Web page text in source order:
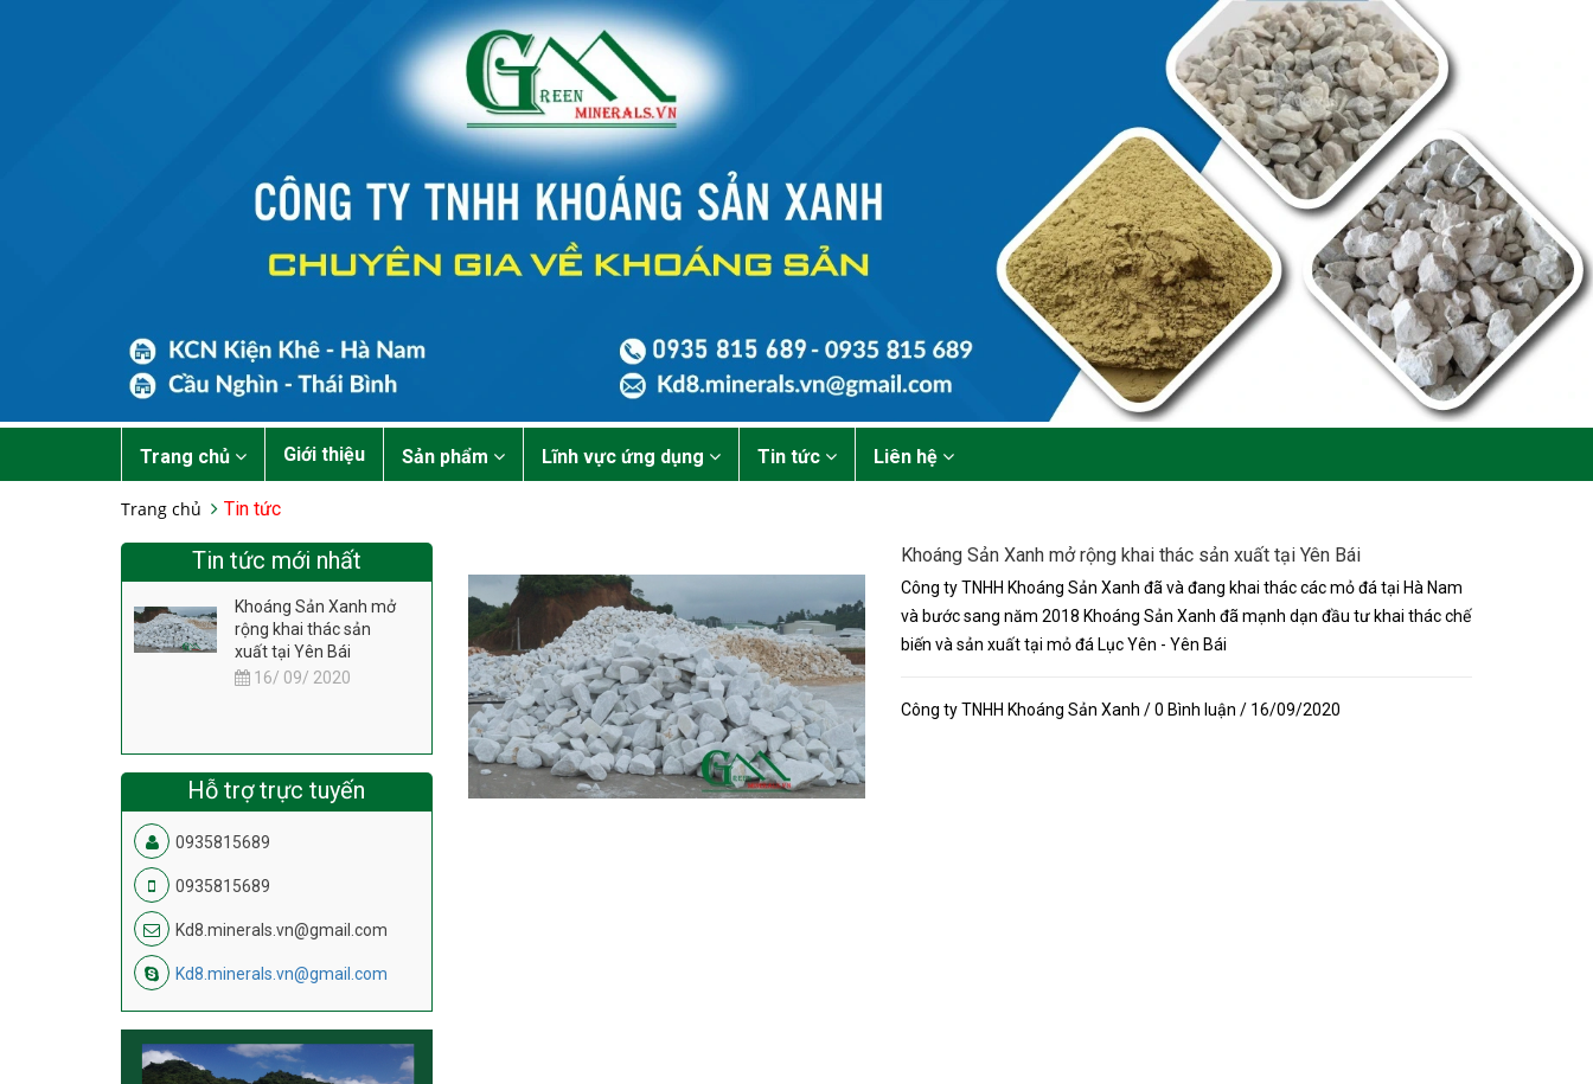
Trang chủ Giới thiệu Sản phẩm Lĩnh vực ứng dụng Tin tức Liên hệ
Trang chủ Tin tức
Khoáng Sản Xanh mở rộng khai thác sản xuất tại Yên Bái
Công ty TNHH Khoáng Sản Xanh đã và đang khai thác các mỏ đá tại Hà Nam
và bước sang năm 2018 Khoáng Sản Xanh đã mạnh dạn đầu tư khai thác chế
biến và sản xuất tại mỏ đá Lục Yên - Yên Bái
Công ty TNHH Khoáng Sản Xanh / 0 Bình luận / 16/09/2020
Tin tức mới nhất
Khoáng Sản Xanh mở
rộng khai thác sản
xuất tại Yên Bái
16/ 09/ 2020
Hỗ trợ trực tuyến
0935815689
0935815689
Kd8.minerals.vn@gmail.com
Kd8.minerals.vn@gmail.com